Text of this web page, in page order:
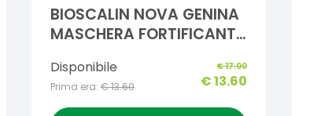
BIOSCALIN NOVA GENINA
MASCHERA FORTIFICANTE
Disponibile
Prima era: €13.60
€17.00
€13.60